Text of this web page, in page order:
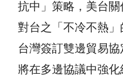
抗中」策略，美台
對台之「不冷不熱
台灣簽訂雙邊貿易
將在多邊協議中強